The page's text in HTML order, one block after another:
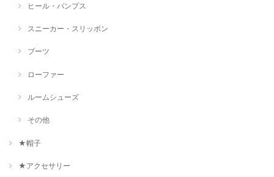
ヒール・パンプス
スニーカー・スリッポン
ブーツ
ローファー
ルームシューズ
その他
★帽子
★アクセサリー